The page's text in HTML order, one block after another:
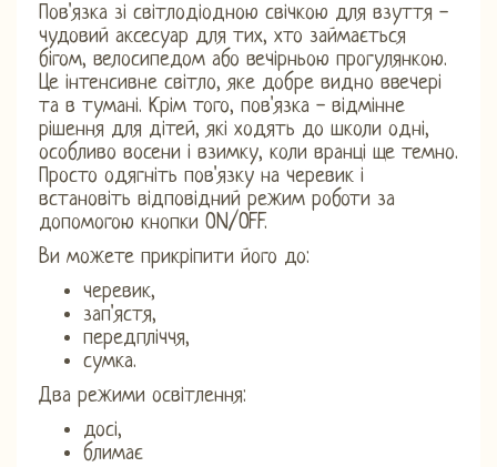
Пов'язка зі світлодіодною свічкою для взуття -
чудовий аксесуар для тих, хто займається
бігом, велосипедом або вечірньою прогулянкою.
Це інтенсивне світло, яке добре видно ввечері
та в тумані. Крім того, пов'язка - відмінне
рішення для дітей, які ходять до школи одні,
особливо восени і взимку, коли вранці ще темно.
Просто одягніть пов'язку на черевик і
встановіть відповідний режим роботи за
допомогою кнопки ON/OFF.
Ви можете прикріпити його до:
черевик,
зап'ястя,
передпліччя,
сумка.
Два режими освітлення:
досі,
блимає